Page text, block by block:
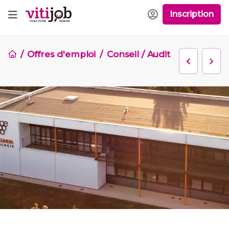
Inscription
Offres d'emploi Conseil / Audit